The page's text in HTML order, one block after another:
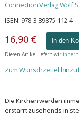
Connection Verlag Wolf
ISBN: 978-3-89875-112-4
16,90 € In den
Diesen Artikel liefern wir
Zum Wunschzettel
Die Kirchen werden
erstarrt zusehends in